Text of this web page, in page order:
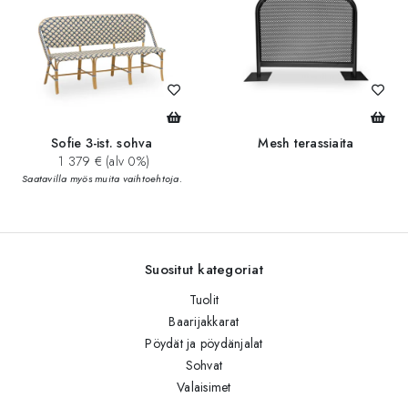
Sofie 3-ist. sohva
1 379 € (alv 0%)
Saatavilla myös muita vaihtoehtoja.
Mesh terassiaita
Suositut kategoriat
Tuolit
Baarijakkarat
Pöydät ja pöydänjalat
Sohvat
Valaisimet